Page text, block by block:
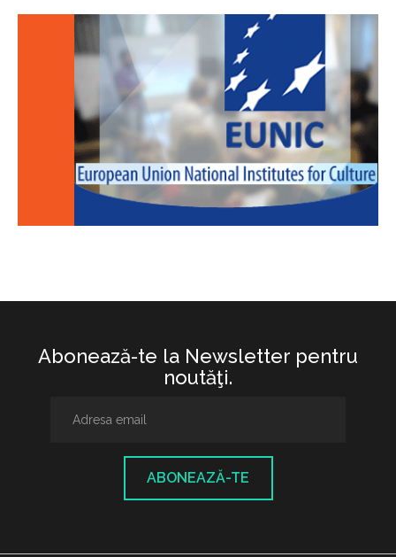
Abonează-te la Newsletter pentru
noutăţi.
ABONEAZĂ-TE